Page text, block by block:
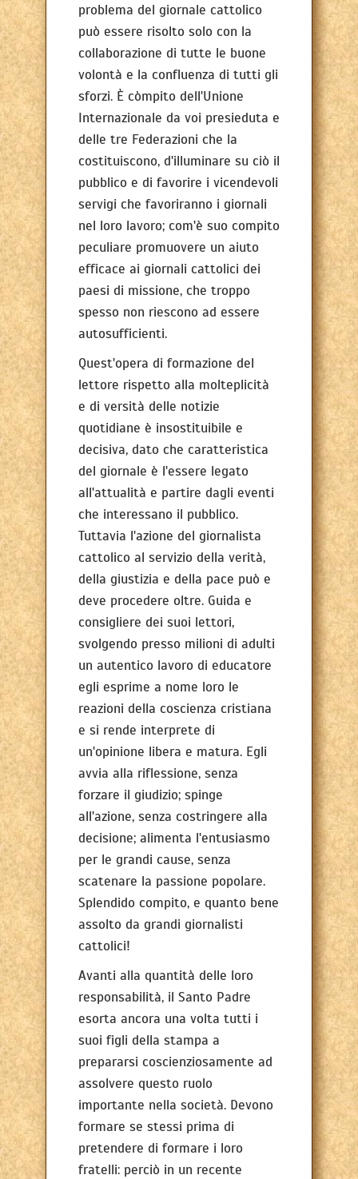
problema del giornale cattolico
può essere risolto solo con la
collaborazione di tutte le buone
volontà e la confluenza di tutti gli
sforzi. È còmpito dell'Unione
Internazionale da voi presieduta e
delle tre Federazioni che la
costituiscono, d'illuminare su ciò il
pubblico e di favorire i vicendevoli
servigi che favoriranno i giornali
nel loro lavoro; com'è suo compito
peculiare promuovere un aiuto
efficace ai giornali cattolici dei
paesi di missione, che troppo
spesso non riescono ad essere
autosufficienti.
Quest'opera di formazione del
lettore rispetto alla molteplicità
e di versità delle notizie
quotidiane è insostituibile e
decisiva, dato che caratteristica
del giornale è l'essere legato
all'attualità e partire dagli eventi
che interessano il pubblico.
Tuttavia l'azione del giornalista
cattolico al servizio della verità,
della giustizia e della pace può e
deve procedere oltre. Guida e
consigliere dei suoi lettori,
svolgendo presso milioni di adulti
un autentico lavoro di educatore
egli esprime a nome loro le
reazioni della coscienza cristiana
e si rende interprete di
un'opinione libera e matura. Egli
avvia alla riflessione, senza
forzare il giudizio; spinge
all'azione, senza costringere alla
decisione; alimenta l'entusiasmo
per le grandi cause, senza
scatenare la passione popolare.
Splendido compito, e quanto bene
assolto da grandi giornalisti
cattolici!
Avanti alla quantità delle loro
responsabilità, il Santo Padre
esorta ancora una volta tutti i
suoi figli della stampa a
prepararsi coscienziosamente ad
assolvere questo ruolo
importante nella società. Devono
formare se stessi prima di
pretendere di formare i loro
fratelli: perciò in un recente